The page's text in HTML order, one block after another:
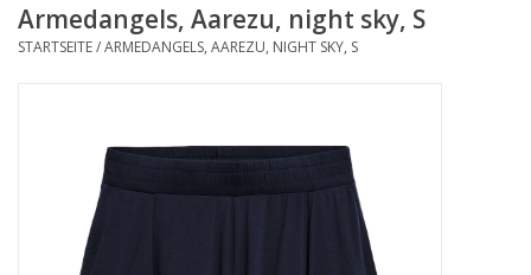
Accessoires
Armedangels, Aarezu, night sky, S
STARTSEITE/ARMEDANGELS, AAREZU, NIGHT SKY, S